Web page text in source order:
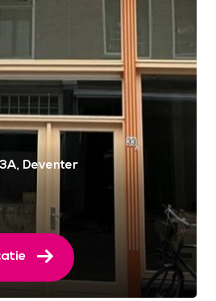
Deventer